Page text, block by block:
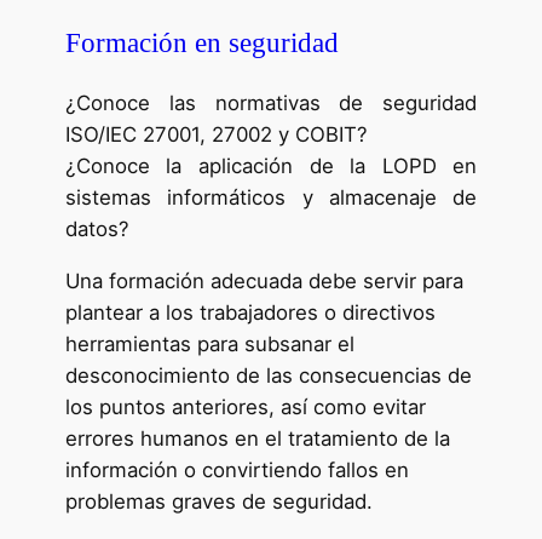
Formación en seguridad
¿Conoce las normativas de seguridad
ISO/IEC 27001, 27002 y COBIT?
¿Conoce la aplicación de la LOPD en
sistemas informáticos y almacenaje de
datos?
Una formación adecuada debe servir para
plantear a los trabajadores o directivos
herramientas para subsanar el
desconocimiento de las consecuencias de
los puntos anteriores, así como evitar
errores humanos en el tratamiento de la
información o convirtiendo fallos en
problemas graves de seguridad.